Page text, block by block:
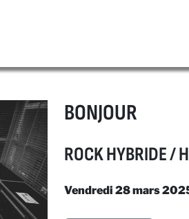
BONJOUR
ROCK HYBRIDE /
Vendredi 28 mars